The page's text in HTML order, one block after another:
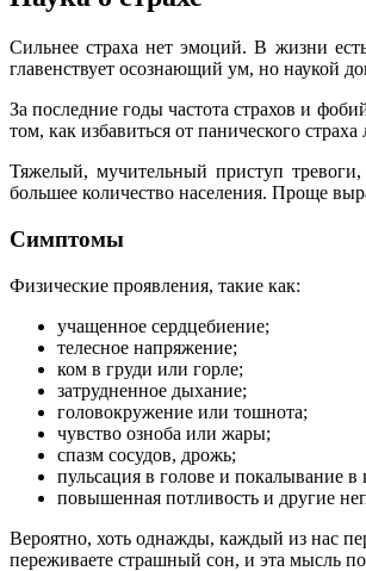
Сильнее страха нет эмоций. В жизни
главенствует осознающий ум, но наукой
За последние годы частота страхов и
том, как избавиться от панического
Тяжелый, мучительный приступ
большее количество населения. Проще
Симптомы
Физические проявления, такие как:
учащенное сердцебиение;
телесное напряжение;
ком в груди или горле;
затрудненное дыхание;
головокружение или тошнота;
чувство озноба или жары;
спазм сосудов, дрожь;
пульсация в голове и покалывание в
повышенная потливость и другие
Вероятно, хоть однажды, каждый из нас
переживаете страшный сон, и эта мысль